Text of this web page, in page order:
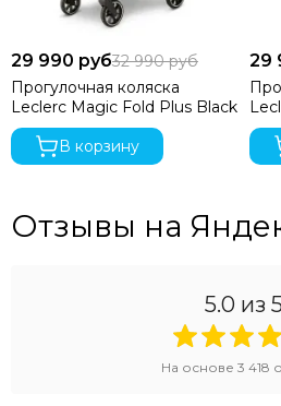
29 990 руб32 990 руб
Прогулочная коляска
Leclerc Magic Fold Plus Black
В корзину
29
Отзывы на
5.0 из 5
На основе 3 418